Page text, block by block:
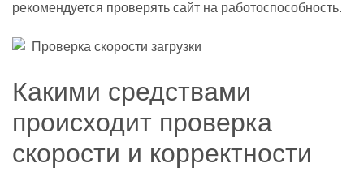
рекомендуется проверять сайт на работоспособность.
Какими средствами
происходит проверка
скорости и корректности